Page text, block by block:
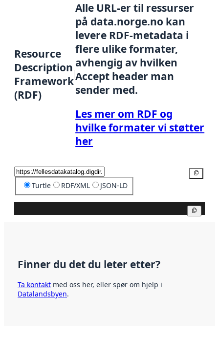
Resource
Description
Framework
(RDF)
Alle URL-er til ressurser
på data.norge.no kan
levere RDF-metadata i
flere ulike formater,
avhengig av hvilken
Accept header man
sender med.
Les mer om RDF og
hvilke formater vi støtter
her
Turtle RDF/XML JSON-LD
Finner du det du leter etter?
Ta kontakt med oss her, eller spør om hjelp i
Datalandsbyen.